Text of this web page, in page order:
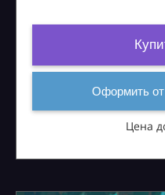
Оформить
Цена